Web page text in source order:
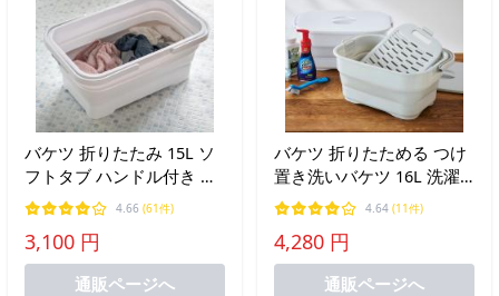
バケツ 折りたたみ 15L ソ
フトタブ ハンドル付き （
折り畳みバケツ 大容量 角
型 持ち手付 ソフト タブ
漬け置き洗い 桶 洗い桶 洗
濯かご フットバス ）
4.66 (61件)
3,100 円
通販ページへ
バケツ 折りたためる つけ
置き洗いバケツ 16L 洗濯
板 蓋つき 角型 （ ISETO 伊
勢藤 折りたたみバケツ ソ
フトタブ つけ置き洗い ふ
た付き シリコン 洗濯板付
4.64 (11件)
4,280 円
通販ページへ